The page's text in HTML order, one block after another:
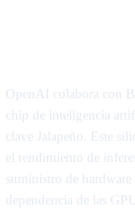
OpenAI colabora con
chip de inteligencia
clave Jalapeño. Este
el rendimiento de
suministro de hardware
dependencia de las